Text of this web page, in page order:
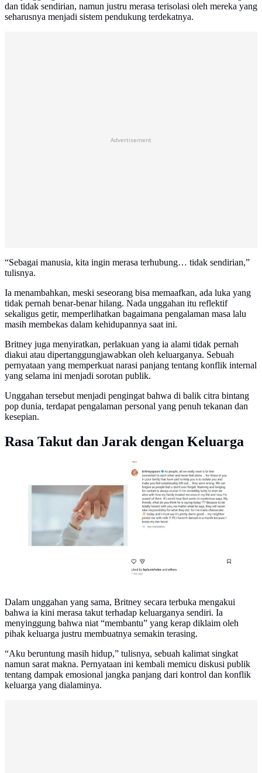
dan tidak sendirian, namun justru merasa terisolasi oleh mereka yang
seharusnya menjadi sistem pendukung terdekatnya.
Advertisement
“Sebagai manusia, kita ingin merasa terhubung… tidak sendirian,”
tulisnya.
Ia menambahkan, meski seseorang bisa memaafkan, ada luka yang
tidak pernah benar-benar hilang. Nada unggahan itu reflektif
sekaligus getir, memperlihatkan bagaimana pengalaman masa lalu
masih membekas dalam kehidupannya saat ini.
Britney juga menyiratkan, perlakuan yang ia alami tidak pernah
diakui atau dipertanggungjawabkan oleh keluarganya. Sebuah
pernyataan yang memperkuat narasi panjang tentang konflik internal
yang selama ini menjadi sorotan publik.
Unggahan tersebut menjadi pengingat bahwa di balik citra bintang
pop dunia, terdapat pengalaman personal yang penuh tekanan dan
kesepian.
Rasa Takut dan Jarak dengan Keluarga
Unggahan Instagram @britneyspears
Dalam unggahan yang sama, Britney secara terbuka mengakui
bahwa ia kini merasa takut terhadap keluarganya sendiri. Ia
menyinggung bahwa niat “membantu” yang kerap diklaim oleh
pihak keluarga justru membuatnya semakin terasing.
“Aku beruntung masih hidup,” tulisnya, sebuah kalimat singkat
namun sarat makna. Pernyataan ini kembali memicu diskusi publik
tentang dampak emosional jangka panjang dari kontrol dan konflik
keluarga yang dialaminya.